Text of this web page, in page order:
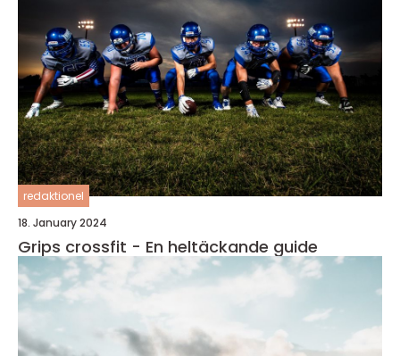
redaktionel
18. January 2024
Grips crossfit - En heltäckande guide